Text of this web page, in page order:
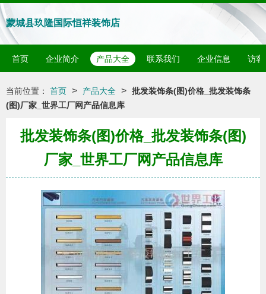
蒙城县玖隆国际恒祥装饰店
首页 企业简介 产品大全 联系我们 企业信息 访客
当前位置： 首页 > 产品大全 > 批发装饰条(图)价格_批发装饰条
(图)厂家_世界工厂网产品信息库
批发装饰条(图)价格_批发装饰条(图)
厂家_世界工厂网产品信息库